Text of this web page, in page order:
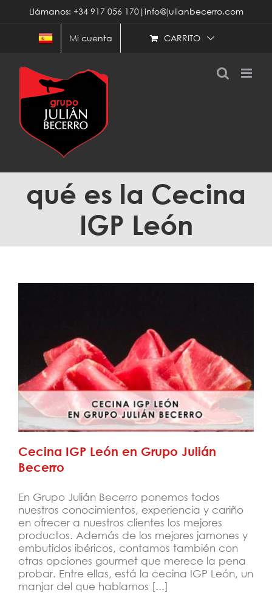
contenido
Llámanos: +34 917 056 170|info@julianbecerro.com
Mi cuenta CARRITO
qué es la Cecina
IGP León
Cecina IGP León en Grupo Julián Becerro
Cecina IGP León en Grupo Julián
Becerro
En Grupo Julián Becerro ponemos todos
nuestros conocimientos, experiencia y cariño
en ofrecer a nuestros clientes los mejores
productos. Además de los mejores jamones y
embutidos ibéricos, contamos también con
otras opciones gourmet que merece la pena
probar. Entre ellas, está la cecina IGP León, un
manjar del que hablamos [...]